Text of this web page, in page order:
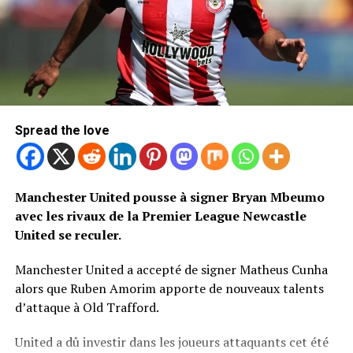
Spread the love
Manchester United pousse à signer Bryan Mbeumo
avec les rivaux de la Premier League Newcastle
United se reculer.
Manchester United a accepté de signer Matheus Cunha
alors que Ruben Amorim apporte de nouveaux talents
d’attaque à Old Trafford.
United a dû investir dans les joueurs attaquants cet été